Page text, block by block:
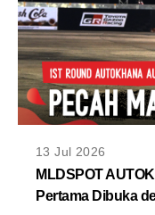
13 Jul 2026
MLDSPOT
Pertama Dibuka